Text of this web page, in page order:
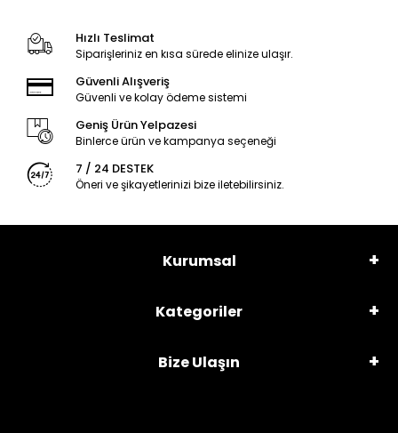
Hızlı Teslimat
Siparişleriniz en kısa sürede elinize ulaşır.
Güvenli Alışveriş
Güvenli ve kolay ödeme sistemi
Geniş Ürün Yelpazesi
Binlerce ürün ve kampanya seçeneği
7 / 24 DESTEK
Öneri ve şikayetlerinizi bize iletebilirsiniz.
Kurumsal
Kategoriler
Bize Ulaşın